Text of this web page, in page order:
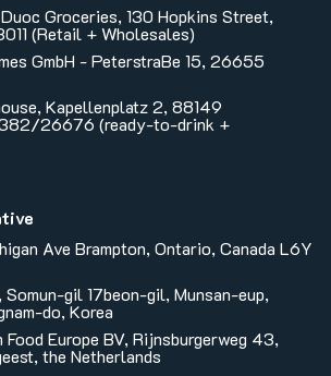
Groceries, 130 Hopkins Street,
(Retail + Wholesales)
GmbH - PeterstraBe 15, 26655
Kapellenplatz 2, 88149
26676 (ready-to-drink +
Ave Brampton, Ontario, Canada L6Y
gil 17beon-gil, Munsan-eup,
do, Korea
Food Europe BV, Rijnsburgerweg 43,
the Netherlands